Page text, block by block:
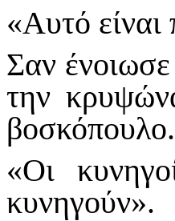
«Αυτό
Σαν
την
βοσκόπουλο.
«Οι
κυνηγούν».